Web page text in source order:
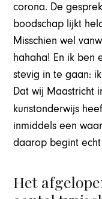
corona. De
boodschap lijkt
Misschien wel
hahaha! En ik ben
stevig in te gaan:
Dat wij Maastricht
kunstonderwijs
inmiddels een
daarop begint
Het